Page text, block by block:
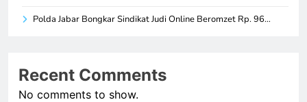
Polda Jabar Bongkar Sindikat Judi Online Beromzet Rp. 96…
Recent Comments
No comments to show.